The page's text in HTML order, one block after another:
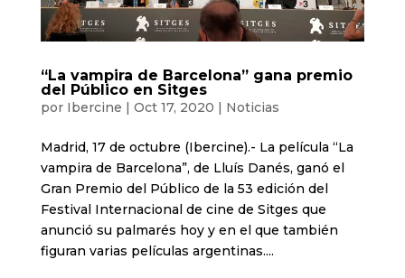
“La vampira de Barcelona” gana premio
del Público en Sitges
por Ibercine | Oct 17, 2020 | Noticias
Madrid, 17 de octubre (Ibercine).- La película “La
vampira de Barcelona”, de Lluís Danés, ganó el
Gran Premio del Público de la 53 edición del
Festival Internacional de cine de Sitges que
anunció su palmarés hoy y en el que también
figuran varias películas argentinas....